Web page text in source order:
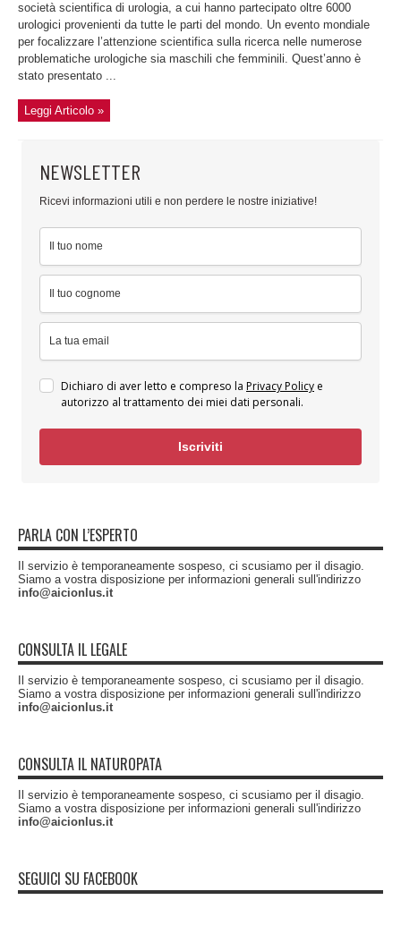
società scientifica di urologia, a cui hanno partecipato oltre 6000
urologici provenienti da tutte le parti del mondo. Un evento mondiale
per focalizzare l’attenzione scientifica sulla ricerca nelle numerose
problematiche urologiche sia maschili che femminili. Quest’anno è
stato presentato ...
Leggi Articolo »
NEWSLETTER
Ricevi informazioni utili e non perdere le nostre iniziative!
Dichiaro di aver letto e compreso la Privacy Policy e
autorizzo al trattamento dei miei dati personali.
Iscriviti
PARLA CON L’ESPERTO
Il servizio è temporaneamente sospeso, ci scusiamo per il disagio.
Siamo a vostra disposizione per informazioni generali sull'indirizzo
info@aicionlus.it
CONSULTA IL LEGALE
Il servizio è temporaneamente sospeso, ci scusiamo per il disagio.
Siamo a vostra disposizione per informazioni generali sull'indirizzo
info@aicionlus.it
CONSULTA IL NATUROPATA
Il servizio è temporaneamente sospeso, ci scusiamo per il disagio.
Siamo a vostra disposizione per informazioni generali sull'indirizzo
info@aicionlus.it
SEGUICI SU FACEBOOK